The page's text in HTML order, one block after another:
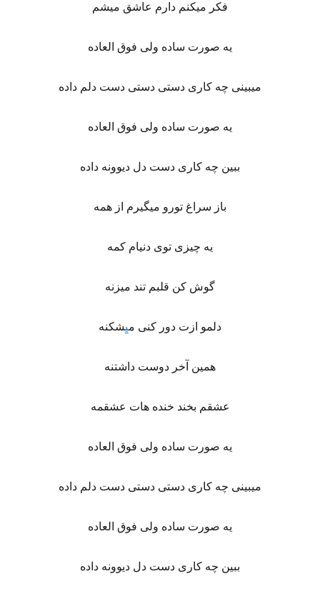
فکر میکنم دارم عاشق میشم
یه صورت ساده ولی فوق العاده
میبینی چه کاری دستی دستی دست دلم داده
یه صورت ساده ولی فوق العاده
ببین چه کاری دست دل دیوونه داده
باز سراغ تورو میگیرم از همه
یه چیزی توی دنیام کمه
گوش کن قلبم تند میزنه
دلمو ازت دور کنی میشکنه
همین آخر دوست داشتنه
عشقم بخند خنده هات عشقمه
یه صورت ساده ولی فوق العاده
میبینی چه کاری دستی دستی دست دلم داده
یه صورت ساده ولی فوق العاده
ببین چه کاری دست دل دیوونه داده